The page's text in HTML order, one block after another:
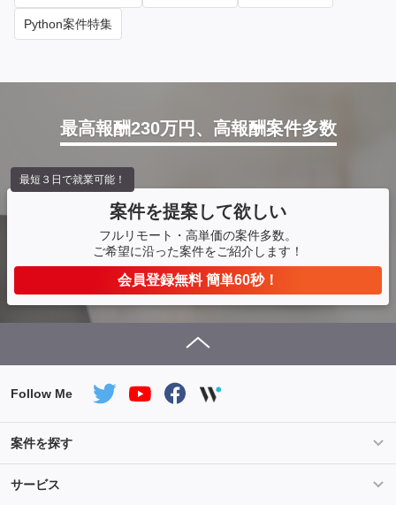
Python案件特集
最高報酬230万円、高報酬案件多数
案件を提案して欲しい
フルリモート・高単価の案件多数。
ご希望に沿った案件をご紹介します！
会員登録無料 簡単60秒！
最短３日で就業可能！
Follow Me
案件を探す
条件を指定して案件を探す
サービス